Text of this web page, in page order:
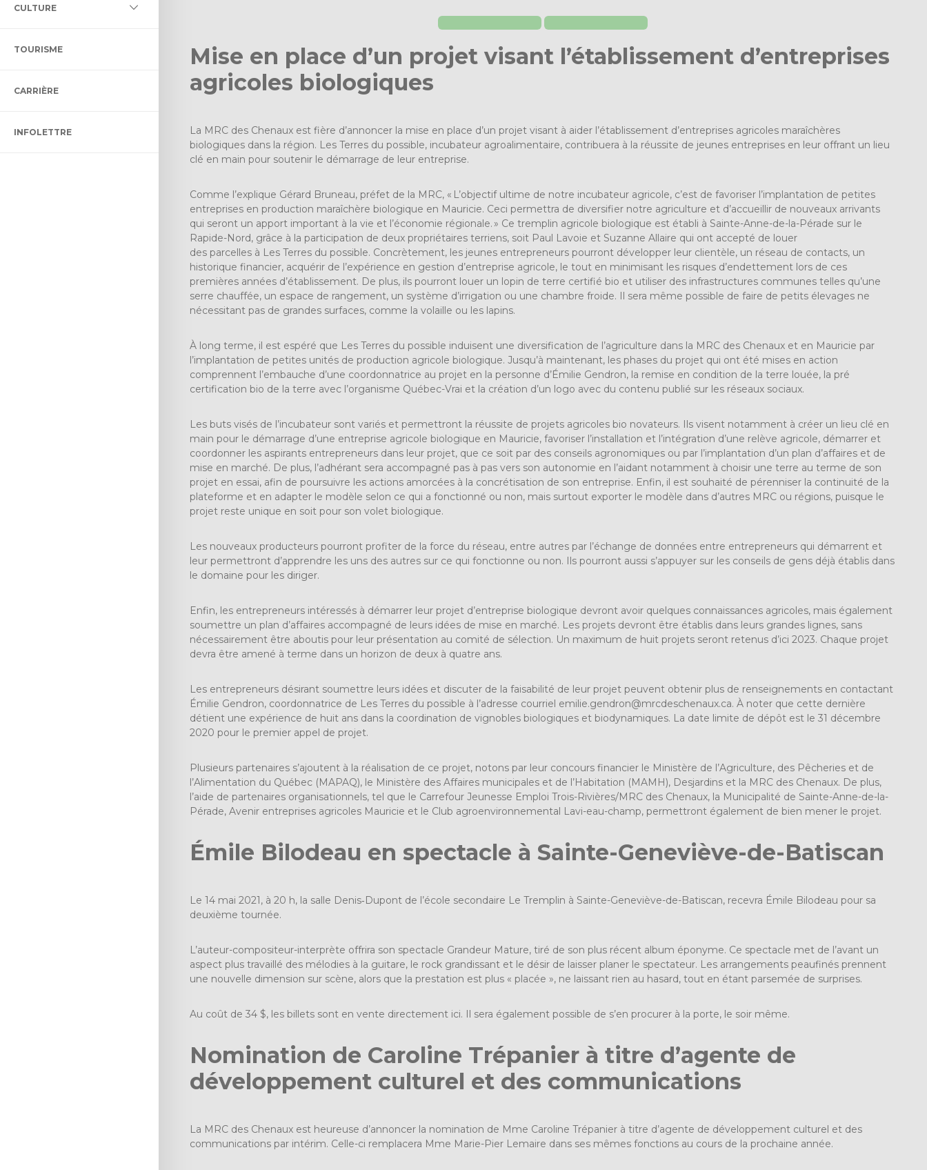
DES MILIEUX HUMIDES ET
ET DE
CONTRÔLE INTÉRIMAIRE
ET ADAPTÉ
CULTURE
BIBLIO DES CHENAUX
DENIS-DUPONT
TOURISME
CARRIÈRE
INFOLETTRE
Mise en place d’un projet visant l’établissement d’entreprises
agricoles biologiques
La MRC des Chenaux est fière d’annoncer la mise en place d’un projet visant à aider l’établissement d’entreprises agricoles maraîchères
biologiques dans la région. Les Terres du possible, incubateur agroalimentaire, contribuera à la réussite de jeunes entreprises en leur offrant un lieu
clé en main pour soutenir le démarrage de leur entreprise.
Comme l’explique Gérard Bruneau, préfet de la MRC, « L’objectif ultime de notre incubateur agricole, c’est de favoriser l’implantation de petites
entreprises en production maraîchère biologique en Mauricie. Ceci permettra de diversifier notre agriculture et d’accueillir de nouveaux arrivants
qui seront un apport important à la vie et l’économie régionale. » Ce tremplin agricole biologique est établi à Sainte-Anne-de-la-Pérade sur le
Rapide-Nord, grâce à la participation de deux propriétaires terriens, soit Paul Lavoie et Suzanne Allaire qui ont accepté de louer
des parcelles à Les Terres du possible. Concrètement, les jeunes entrepreneurs pourront développer leur clientèle, un réseau de contacts, un
historique financier, acquérir de l’expérience en gestion d’entreprise agricole, le tout en minimisant les risques d’endettement lors de ces
premières années d’établissement. De plus, ils pourront louer un lopin de terre certifié bio et utiliser des infrastructures communes telles qu’une
serre chauffée, un espace de rangement, un système d’irrigation ou une chambre froide. Il sera même possible de faire de petits élevages ne
nécessitant pas de grandes surfaces, comme la volaille ou les lapins.
À long terme, il est espéré que Les Terres du possible induisent une diversification de l’agriculture dans la MRC des Chenaux et en Mauricie par
l’implantation de petites unités de production agricole biologique. Jusqu’à maintenant, les phases du projet qui ont été mises en action
comprennent l’embauche d’une coordonnatrice au projet en la personne d’Émilie Gendron, la remise en condition de la terre louée, la pré
certification bio de la terre avec l’organisme Québec-Vrai et la création d’un logo avec du contenu publié sur les réseaux sociaux.
Les buts visés de l’incubateur sont variés et permettront la réussite de projets agricoles bio novateurs. Ils visent notamment à créer un lieu clé en
main pour le démarrage d’une entreprise agricole biologique en Mauricie, favoriser l’installation et l’intégration d’une relève agricole, démarrer et
coordonner les aspirants entrepreneurs dans leur projet, que ce soit par des conseils agronomiques ou par l’implantation d’un plan d’affaires et de
mise en marché. De plus, l’adhérant sera accompagné pas à pas vers son autonomie en l’aidant notamment à choisir une terre au terme de son
projet en essai, afin de poursuivre les actions amorcées à la concrétisation de son entreprise. Enfin, il est souhaité de pérenniser la continuité de la
plateforme et en adapter le modèle selon ce qui a fonctionné ou non, mais surtout exporter le modèle dans d’autres MRC ou régions, puisque le
projet reste unique en soit pour son volet biologique.
Les nouveaux producteurs pourront profiter de la force du réseau, entre autres par l’échange de données entre entrepreneurs qui démarrent et
leur permettront d’apprendre les uns des autres sur ce qui fonctionne ou non. Ils pourront aussi s’appuyer sur les conseils de gens déjà établis dans
le domaine pour les diriger.
Enfin, les entrepreneurs intéressés à démarrer leur projet d’entreprise biologique devront avoir quelques connaissances agricoles, mais également
soumettre un plan d’affaires accompagné de leurs idées de mise en marché. Les projets devront être établis dans leurs grandes lignes, sans
nécessairement être aboutis pour leur présentation au comité de sélection. Un maximum de huit projets seront retenus d’ici 2023. Chaque projet
devra être amené à terme dans un horizon de deux à quatre ans.
Les entrepreneurs désirant soumettre leurs idées et discuter de la faisabilité de leur projet peuvent obtenir plus de renseignements en contactant
Émilie Gendron, coordonnatrice de Les Terres du possible à l’adresse courriel emilie.gendron@mrcdeschenaux.ca. À noter que cette dernière
détient une expérience de huit ans dans la coordination de vignobles biologiques et biodynamiques. La date limite de dépôt est le 31 décembre
2020 pour le premier appel de projet.
Plusieurs partenaires s’ajoutent à la réalisation de ce projet, notons par leur concours financier le Ministère de l’Agriculture, des Pêcheries et de
l’Alimentation du Québec (MAPAQ), le Ministère des Affaires municipales et de l’Habitation (MAMH), Desjardins et la MRC des Chenaux. De plus,
l’aide de partenaires organisationnels, tel que le Carrefour Jeunesse Emploi Trois-Rivières/MRC des Chenaux, la Municipalité de Sainte-Anne-de-la-
Pérade, Avenir entreprises agricoles Mauricie et le Club agroenvironnemental Lavi-eau-champ, permettront également de bien mener le projet.
Émile Bilodeau en spectacle à Sainte-Geneviève-de-Batiscan
Le 14 mai 2021, à 20 h, la salle Denis‑Dupont de l’école secondaire Le Tremplin à Sainte-Geneviève-de-Batiscan, recevra Émile Bilodeau pour sa
deuxième tournée.
L’auteur-compositeur-interprète offrira son spectacle Grandeur Mature, tiré de son plus récent album éponyme. Ce spectacle met de l’avant un
aspect plus travaillé des mélodies à la guitare, le rock grandissant et le désir de laisser planer le spectateur. Les arrangements peaufinés prennent
une nouvelle dimension sur scène, alors que la prestation est plus « placée », ne laissant rien au hasard, tout en étant parsemée de surprises.
Au coût de 34 $, les billets sont en vente directement ici. Il sera également possible de s’en procurer à la porte, le soir même.
Nomination de Caroline Trépanier à titre d’agente de
développement culturel et des communications
La MRC des Chenaux est heureuse d’annoncer la nomination de Mme Caroline Trépanier à titre d’agente de développement culturel et des
communications par intérim. Celle-ci remplacera Mme Marie-Pier Lemaire dans ses mêmes fonctions au cours de la prochaine année.